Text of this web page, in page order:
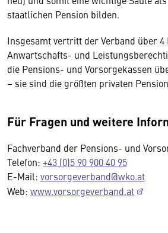
staatlichen Pension bilden.
Insgesamt vertritt der Verband über 4
Anwartschafts- und
die Pensions- und Vorsorgekassen
– sie sind die größten privaten
Für Fragen und weitere
Fachverband der Pensions- und
Telefon: +43 (0)5 90 900 40 95
E-Mail: vorsorgeverband@wko.at
Web: www.vorsorgeverband.at